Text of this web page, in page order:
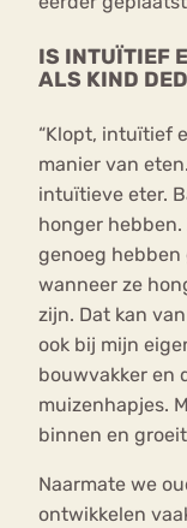
IS INTUÏTIEF
ALS KIND
“Klopt, intuïtief
manier van
intuïtieve eter.
honger
genoeg hebben
wanneer ze
zijn. Dat kan
ook bij mijn
bouwvakker en
muizenhapjes.
binnen en
Naarmate we
ontwikkelen